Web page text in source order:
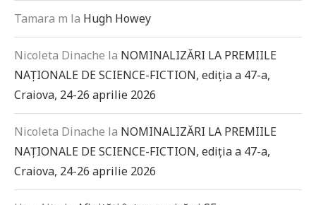
Tamara m la Hugh Howey
Nicoleta Dinache la NOMINALIZĂRI LA PREMIILE
NAȚIONALE DE SCIENCE-FICTION, ediția a 47-a,
Craiova, 24-26 aprilie 2026
Nicoleta Dinache la NOMINALIZĂRI LA PREMIILE
NAȚIONALE DE SCIENCE-FICTION, ediția a 47-a,
Craiova, 24-26 aprilie 2026